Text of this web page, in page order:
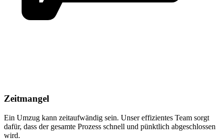
Zeitmangel
Ein Umzug kann zeitaufwändig sein. Unser effizientes Team sorgt
dafür, dass der gesamte Prozess schnell und pünktlich abgeschlossen
wird.